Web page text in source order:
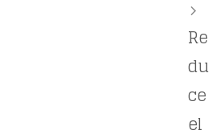
Re
du
ce
el